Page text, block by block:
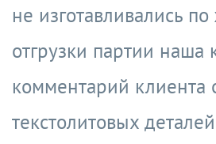
не изготавливались
отгрузки партии наша
комментарий клиента
текстолитовых